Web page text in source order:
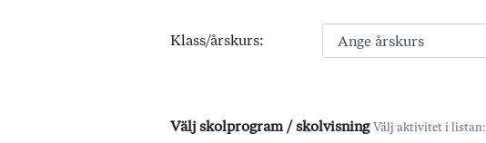
Klass/årskurs:
Välj skolprogram / skolvisning Välj aktivitet i listan: